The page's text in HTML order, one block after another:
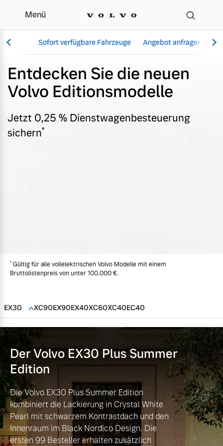
Editionsmodelle -
Menü
Sofort verfügbare Fahrzeuge Angebot anfragen
6 Modelle
4 Modelle
Geschäftskunden
Editionsmodelle
Konnektivität
Angebot anfragen
Gebrauchtwagen
Aktuelle Zubehörangebote
Zubehörkatalog
Service by Volvo
Sie erhalten bei uns eine
Vielzahl von Original
Unsere News & Events
Entdecken Sie die neuen
Volvo Editionsmodelle
Jetzt 0,25 % Dienstwagenbesteuerung
sichern*
* Gültig für alle vollelektrischen Volvo Modelle mit einem
Bruttolistenpreis von unter 100.000 €.
EX30 XC90EX90EX40XC60XC40EC40
Der Volvo EX30Plus Summer
Edition
Die Volvo EX30 Plus Summer Edition
kombiniert die Lackierung in Crystal White
Pearl mit schwarzem Kontrastdach und den
Innenraum im Black Nordico Design. Die
ersten 99 Besteller erhalten zusätzlich